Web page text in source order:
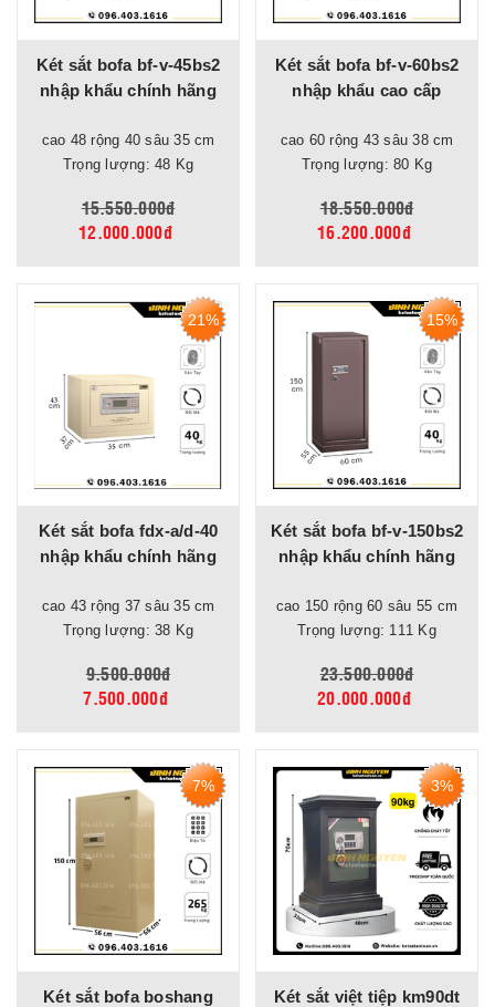
Két sắt bofa bf-v-45bs2
nhập khẩu chính hãng
cao 48 rộng 40 sâu 35 cm
Trọng lượng: 48 Kg
15.550.000đ
12.000.000đ
Két sắt bofa bf-v-60bs2
nhập khẩu cao cấp
cao 60 rộng 43 sâu 38 cm
Trọng lượng: 80 Kg
18.550.000đ
16.200.000đ
21%
Két sắt bofa fdx-a/d-40
nhập khẩu chính hãng
cao 43 rộng 37 sâu 35 cm
Trọng lượng: 38 Kg
9.500.000đ
7.500.000đ
15%
Két sắt bofa bf-v-150bs2
nhập khẩu chính hãng
cao 150 rộng 60 sâu 55 cm
Trọng lượng: 111 Kg
23.500.000đ
20.000.000đ
7%
Két sắt bofa boshang
3%
Két sắt việt tiệp km90dt